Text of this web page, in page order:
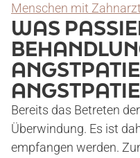
Menschen mit
WAS
Bereits das Betreten
Überwindung. Es ist
empfangen werden.